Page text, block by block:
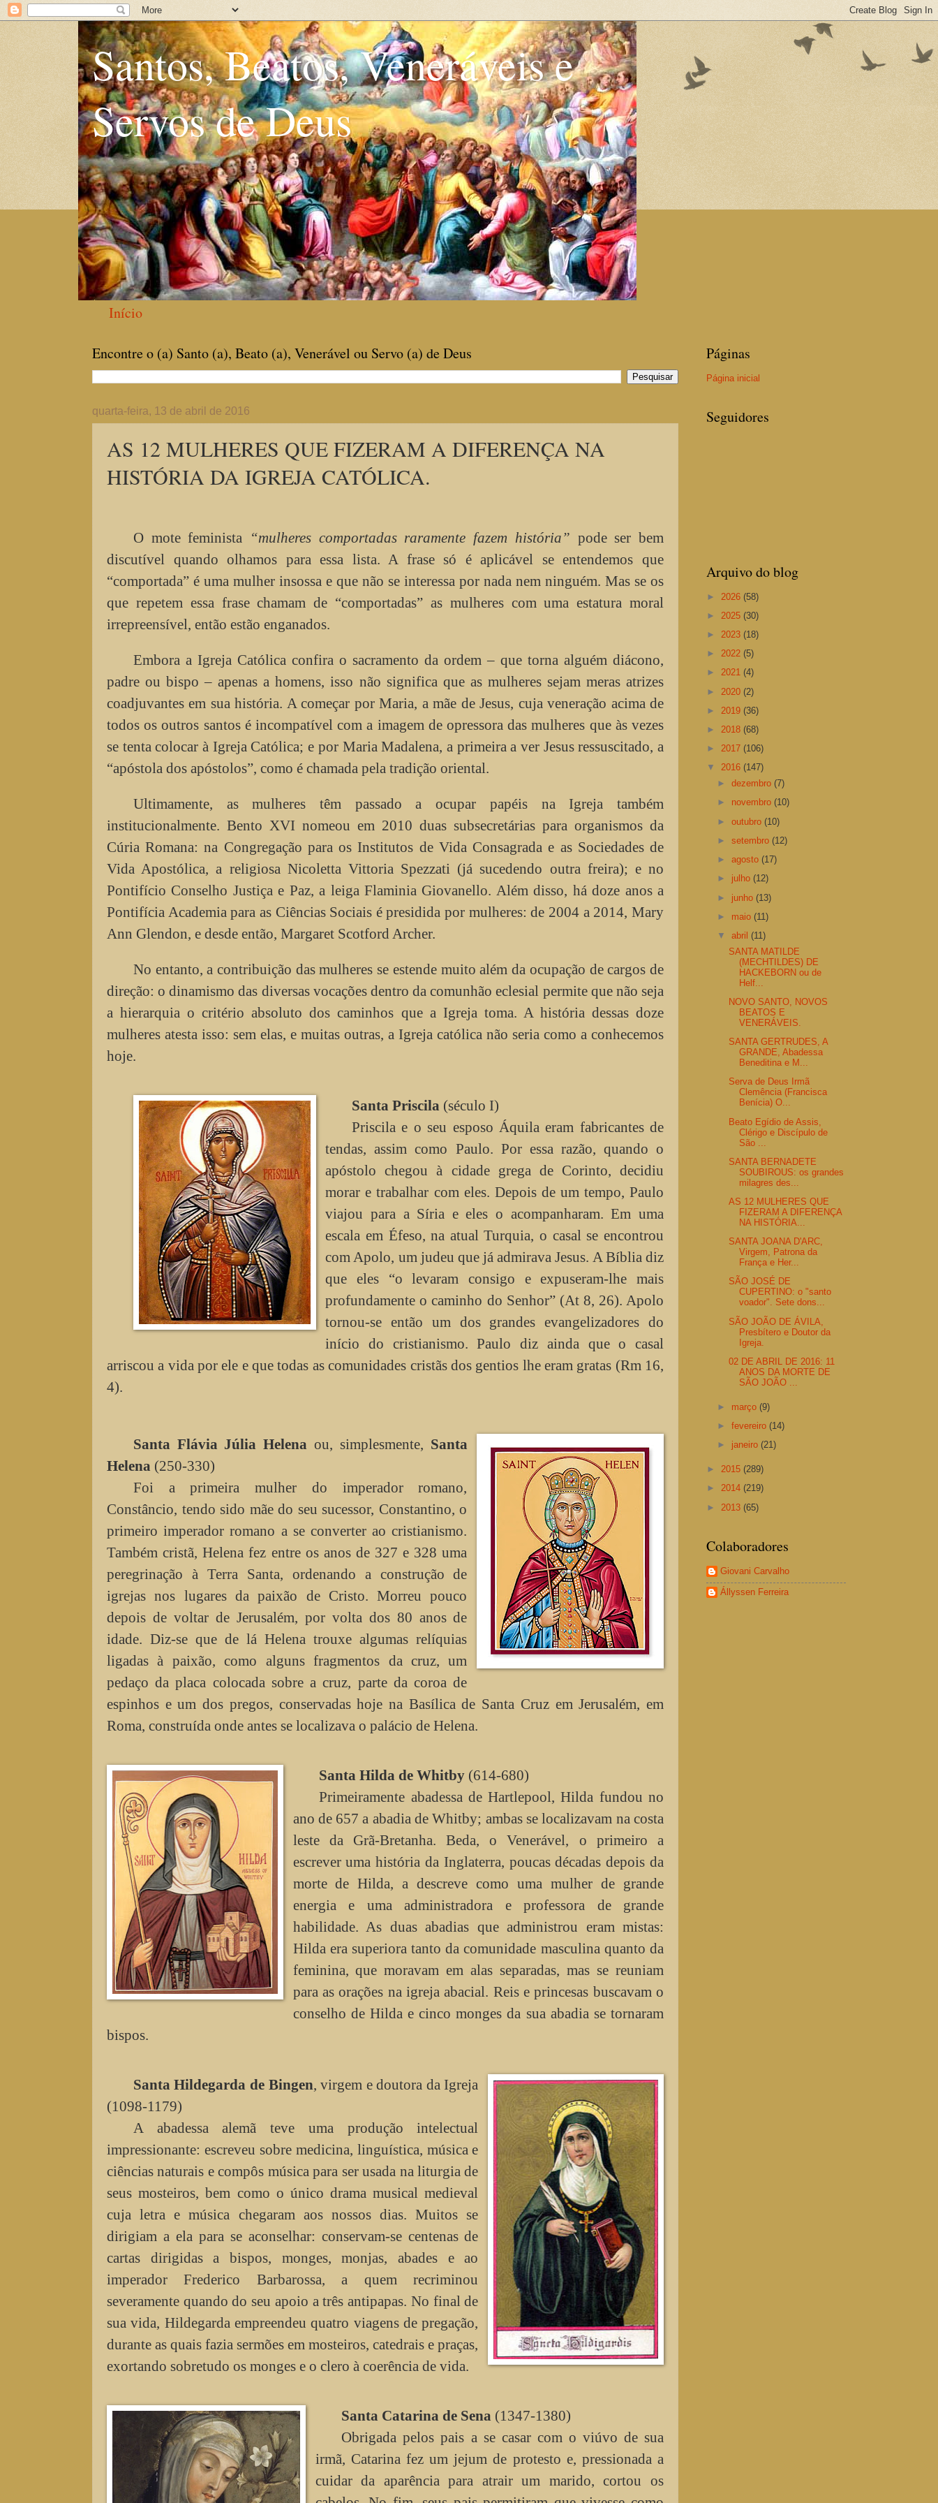
Santos, Beatos, Veneráveis e
Servos de Deus
Início
Encontre o (a) Santo (a), Beato (a), Venerável ou Servo (a) de Deus
quarta-feira, 13 de abril de 2016
AS 12 MULHERES QUE FIZERAM A DIFERENÇA NA
HISTÓRIA DA IGREJA CATÓLICA.
O mote feminista “mulheres comportadas raramente fazem história” pode ser bem
discutível quando olhamos para essa lista. A frase só é aplicável se entendemos que
“comportada” é uma mulher insossa e que não se interessa por nada nem ninguém. Mas se os
que repetem essa frase chamam de “comportadas” as mulheres com uma estatura moral
irrepreensível, então estão enganados.
Embora a Igreja Católica confira o sacramento da ordem – que torna alguém diácono,
padre ou bispo – apenas a homens, isso não significa que as mulheres sejam meras atrizes
coadjuvantes em sua história. A começar por Maria, a mãe de Jesus, cuja veneração acima de
todos os outros santos é incompatível com a imagem de opressora das mulheres que às vezes
se tenta colocar à Igreja Católica; e por Maria Madalena, a primeira a ver Jesus ressuscitado, a
“apóstola dos apóstolos”, como é chamada pela tradição oriental.
Ultimamente, as mulheres têm passado a ocupar papéis na Igreja também
institucionalmente. Bento XVI nomeou em 2010 duas subsecretárias para organismos da
Cúria Romana: na Congregação para os Institutos de Vida Consagrada e as Sociedades de
Vida Apostólica, a religiosa Nicoletta Vittoria Spezzati (já sucedendo outra freira); e no
Pontifício Conselho Justiça e Paz, a leiga Flaminia Giovanello. Além disso, há doze anos a
Pontifícia Academia para as Ciências Sociais é presidida por mulheres: de 2004 a 2014, Mary
Ann Glendon, e desde então, Margaret Scotford Archer.
No entanto, a contribuição das mulheres se estende muito além da ocupação de cargos de
direção: o dinamismo das diversas vocações dentro da comunhão eclesial permite que não seja
a hierarquia o critério absoluto dos caminhos que a Igreja toma. A história dessas doze
mulheres atesta isso: sem elas, e muitas outras, a Igreja católica não seria como a conhecemos
hoje.
Santa Priscila (século I)
Priscila e o seu esposo Áquila eram fabricantes de
tendas, assim como Paulo. Por essa razão, quando o
apóstolo chegou à cidade grega de Corinto, decidiu
morar e trabalhar com eles. Depois de um tempo, Paulo
viajou para a Síria e eles o acompanharam. Em uma
escala em Éfeso, na atual Turquia, o casal se encontrou
com Apolo, um judeu que já admirava Jesus. A Bíblia diz
que eles “o levaram consigo e expuseram-lhe mais
profundamente o caminho do Senhor” (At 8, 26). Apolo
tornou-se então um dos grandes evangelizadores do
início do cristianismo. Paulo diz ainda que o casal
arriscou a vida por ele e que todas as comunidades cristãs dos gentios lhe eram gratas (Rm 16,
4).
Santa Flávia Júlia Helena ou, simplesmente, Santa
Helena (250-330)
Foi a primeira mulher do imperador romano,
Constâncio, tendo sido mãe do seu sucessor, Constantino, o
primeiro imperador romano a se converter ao cristianismo.
Também cristã, Helena fez entre os anos de 327 e 328 uma
peregrinação à Terra Santa, ordenando a construção de
igrejas nos lugares da paixão de Cristo. Morreu pouco
depois de voltar de Jerusalém, por volta dos 80 anos de
idade. Diz-se que de lá Helena trouxe algumas relíquias
ligadas à paixão, como alguns fragmentos da cruz, um
pedaço da placa colocada sobre a cruz, parte da coroa de
espinhos e um dos pregos, conservadas hoje na Basílica de Santa Cruz em Jerusalém, em
Roma, construída onde antes se localizava o palácio de Helena.
Santa Hilda de Whitby (614-680)
Primeiramente abadessa de Hartlepool, Hilda fundou no
ano de 657 a abadia de Whitby; ambas se localizavam na costa
leste da Grã-Bretanha. Beda, o Venerável, o primeiro a
escrever uma história da Inglaterra, poucas décadas depois da
morte de Hilda, a descreve como uma mulher de grande
energia e uma administradora e professora de grande
habilidade. As duas abadias que administrou eram mistas:
Hilda era superiora tanto da comunidade masculina quanto da
feminina, que moravam em alas separadas, mas se reuniam
para as orações na igreja abacial. Reis e princesas buscavam o
conselho de Hilda e cinco monges da sua abadia se tornaram
bispos.
Santa Hildegarda de Bingen, virgem e doutora da Igreja
(1098-1179)
A abadessa alemã teve uma produção intelectual
impressionante: escreveu sobre medicina, linguística, música e
ciências naturais e compôs música para ser usada na liturgia de
seus mosteiros, bem como o único drama musical medieval
cuja letra e música chegaram aos nossos dias. Muitos se
dirigiam a ela para se aconselhar: conservam-se centenas de
cartas dirigidas a bispos, monges, monjas, abades e ao
imperador Frederico Barbarossa, a quem recriminou
severamente quando do seu apoio a três antipapas. No final de
sua vida, Hildegarda empreendeu quatro viagens de pregação,
durante as quais fazia sermões em mosteiros, catedrais e praças,
exortando sobretudo os monges e o clero à coerência de vida.
Santa Catarina de Sena (1347-1380)
Obrigada pelos pais a se casar com o viúvo de sua
irmã, Catarina fez um jejum de protesto e, pressionada a
cuidar da aparência para atrair um marido, cortou os
Páginas
Página inicial
Seguidores
Arquivo do blog
► 2026 (58)
► 2025 (30)
► 2023 (18)
► 2022 (5)
► 2021 (4)
► 2020 (2)
► 2019 (36)
► 2018 (68)
► 2017 (106)
▼ 2016 (147)
►dezembro(7)
► novembro(10)
►outubro(10)
►setembro(12)
►agosto(17)
► julho(12)
► junho(13)
► maio(11)
▼abril(11)
SANTA MATILDE
(MECHTILDES) DE
HACKEBORN ou de
Helf...
NOVO SANTO, NOVOS
BEATOS E
VENERÁVEIS.
SANTA GERTRUDES, A
GRANDE, Abadessa
Beneditina e M...
Serva de Deus Irmã
Clemência (Francisca
Benícia) O...
Beato Egídio de Assis,
Clérigo e Discípulo de
São ...
SANTA BERNADETE
SOUBIROUS: os grandes
milagres des...
AS 12 MULHERES QUE
FIZERAM A DIFERENÇA
NA HISTÓRIA...
SANTA JOANA D'ARC,
Virgem, Patrona da
França e Her...
SÃO JOSÉ DE
CUPERTINO: o "santo
voador". Sete dons...
SÃO JOÃO DE ÁVILA,
Presbítero e Doutor da
Igreja.
02 DE ABRIL DE 2016: 11
ANOS DA MORTE DE
SÃO JOÃO ...
► março(9)
►fevereiro(14)
► janeiro(21)
► 2015 (289)
► 2014 (219)
► 2013 (65)
Colaboradores
Giovani Carvalho
Állyssen Ferreira